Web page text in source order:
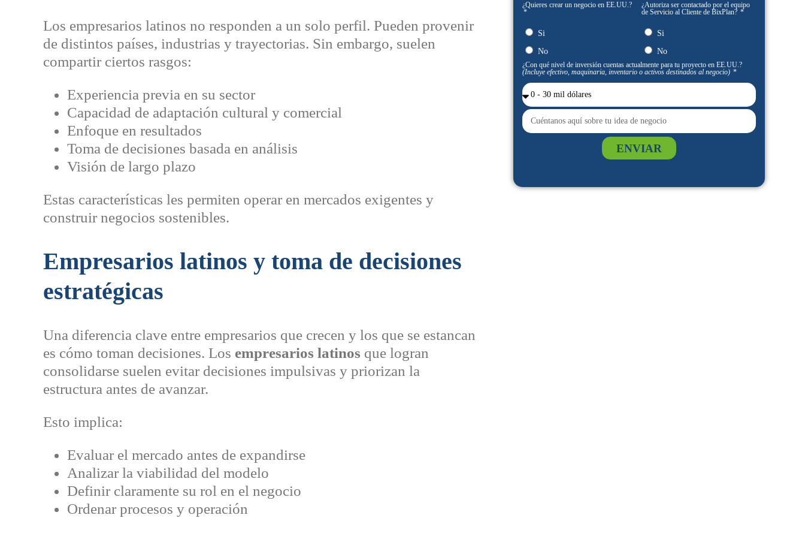
Los empresarios latinos no responden a un solo perfil. Pueden provenir
de distintos países, industrias y trayectorias. Sin embargo, suelen
compartir ciertos rasgos:
Experiencia previa en su sector
Capacidad de adaptación cultural y comercial
Enfoque en resultados
Toma de decisiones basada en análisis
Visión de largo plazo
Estas características les permiten operar en mercados exigentes y
construir negocios sostenibles.
Empresarios latinos y toma de decisiones
estratégicas
Una diferencia clave entre empresarios que crecen y los que se estancan
es cómo toman decisiones. Los empresarios latinos que logran
consolidarse suelen evitar decisiones impulsivas y priorizan la
estructura antes de avanzar.
Esto implica:
Evaluar el mercado antes de expandirse
Analizar la viabilidad del modelo
Definir claramente su rol en el negocio
Ordenar procesos y operación
¿Quieres crear un negocio en EE.UU.?
Si
No
¿Autoriza ser contactado por el equipo
de Servicio al Cliente de BixPlan?
Si
No
¿Con qué nivel de inversión cuentas actualmente para tu proyecto en EE.UU.?
(Incluye efectivo, maquinaria, inventario o activos destinados al negocio)
ENVIAR